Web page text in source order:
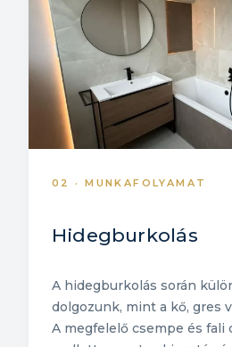
02 · MUNKAFOLYAMAT
Hidegburkolás
A hidegburkolás során
dolgozunk, mint a kő, gres
A megfelelő csempe és fali